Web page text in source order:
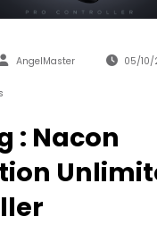
AngelMaster 05/10/
: Nacon